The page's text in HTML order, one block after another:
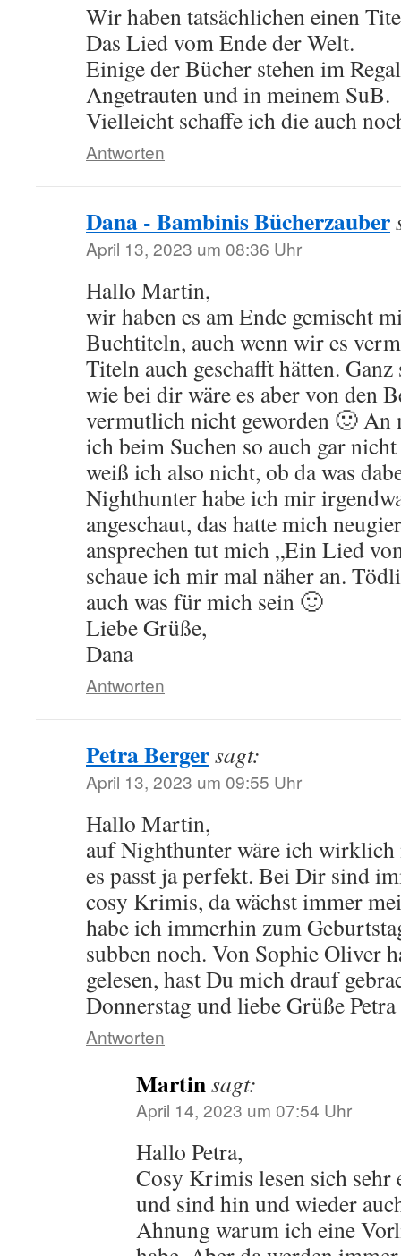
Wir haben tatsächlichen einen
Das Lied vom Ende der Welt.
Einige der Bücher stehen im
Angetrauten und in meinem SuB.
Vielleicht schaffe ich die auch
Antworten
Dana - Bambinis Bücherzauber
April 13, 2023 um 08:36 Uhr
Hallo Martin,
wir haben es am Ende gemischt
Buchtiteln, auch wenn wir es
Titeln auch geschafft hätten.
wie bei dir wäre es aber von den
vermutlich nicht geworden 🙂 An
ich beim Suchen so auch gar
weiß ich also nicht, ob da was
Nighthunter habe ich mir
angeschaut, das hatte mich
ansprechen tut mich „Ein Lied
schaue ich mir mal näher an.
auch was für mich sein 🙂
Liebe Grüße,
Dana
Antworten
Petra Bergersagt:
April 13, 2023 um 09:55 Uhr
Hallo Martin,
auf Nighthunter wäre ich wirklich
es passt ja perfekt. Bei Dir sind
cosy Krimis, da wächst immer
habe ich immerhin zum
subben noch. Von Sophie Oliver
gelesen, hast Du mich drauf
Donnerstag und liebe Grüße Petra
Antworten
Martinsagt:
April 14, 2023 um 07:54 Uhr
Hallo Petra,
Cosy Krimis lesen sich sehr
und sind hin und wieder
Ahnung warum ich eine